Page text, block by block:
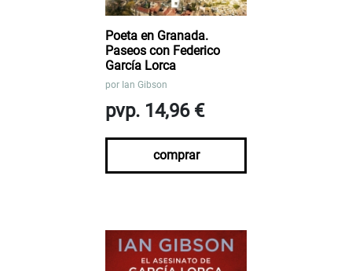
Poeta en Granada.
Paseos con Federico
García Lorca
por Ian Gibson
pvp. 14,96 €
comprar